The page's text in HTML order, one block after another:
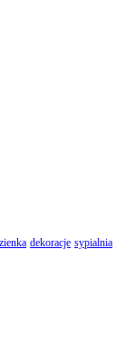
dekoracje sypialnia